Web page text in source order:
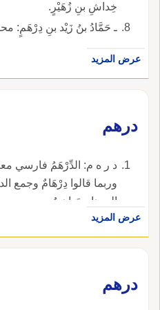
خِداشِ بنِ زُهَيْرٍ.
ـ حَمَّادُ بنُ زَيْد بنِ دِرْهَمٍ:
عرض المزيد
درهم
د ر ه م: الدِّرْهَمُ فارسي
وربما قالوا دِرْهَامٌ وجمع
الدرهام دَرَاهِيمُ.
عرض المزيد
درهم